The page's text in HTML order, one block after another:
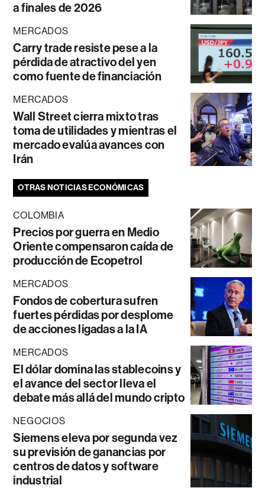
a finales de 2026
MERCADOS
Carry trade resiste pese a la
pérdida de atractivo del yen
como fuente de financiación
MERCADOS
Wall Street cierra mixto tras
toma de utilidades y mientras el
mercado evalúa avances con
Irán
OTRAS NOTICIAS ECONÓMICAS
COLOMBIA
Precios por guerra en Medio
Oriente compensaron caída de
producción de Ecopetrol
MERCADOS
Fondos de cobertura sufren
fuertes pérdidas por desplome
de acciones ligadas a la IA
MERCADOS
El dólar domina las stablecoins y
el avance del sector lleva el
debate más allá del mundo cripto
NEGOCIOS
Siemens eleva por segunda vez
su previsión de ganancias por
centros de datos y software
industrial